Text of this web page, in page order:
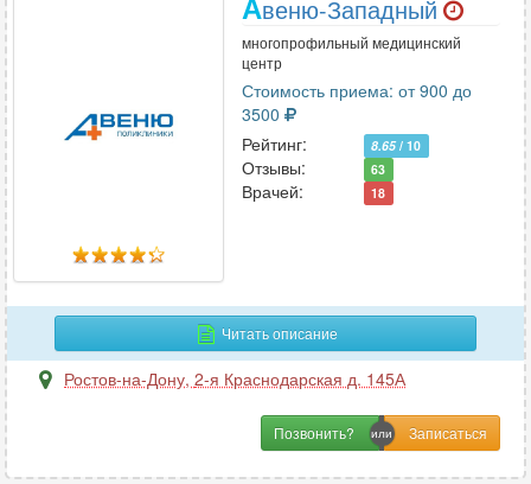
веню-Западный
многопрофильный медицинский
центр
Стоимость приема: от 900 до
3500
Рейтинг:
8.65/ 10
Отзывы: 63
Врачей: 18
Читать описание
Ростов-на-Дону, 2-я Краснодарская д. 145А
Позвонить?